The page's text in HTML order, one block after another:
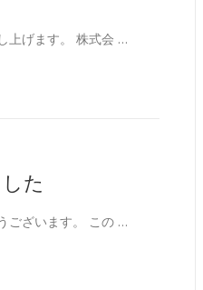
上げます。 株式会 …
た
ございます。 この …